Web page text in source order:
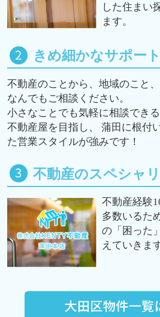
した住まい
ます。
きめ細かなサポー
不動産のことから、地域のこと、
なんでもご相談ください。
小さなことでも気軽に相談できる
不動産屋を目指し、 蒲田に根付
た営業スタイルが強みです！
不動産のスペシャ
不動産経験
多数いるた
の「困った
えていきま